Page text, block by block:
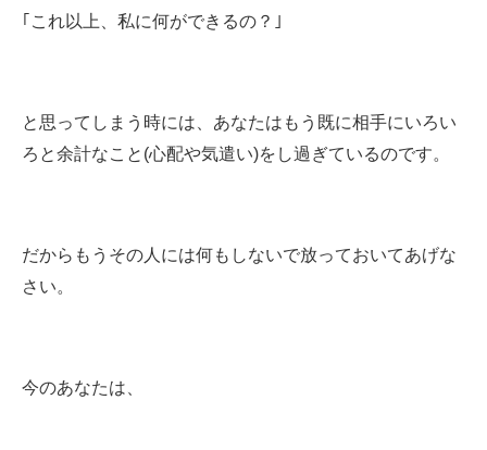
｢これ以上、私に何ができるの？｣
と思ってしまう時には、あなたはもう既に相手にいろい
ろと余計なこと(心配や気遣い)をし過ぎているのです。
だからもうその人には何もしないで放っておいてあげな
さい。
今のあなたは、